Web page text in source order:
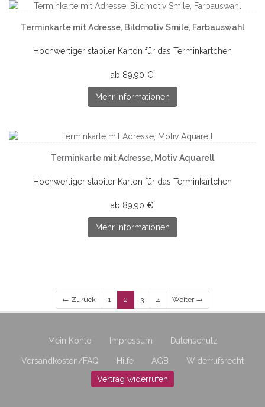
Terminkarte mit Adresse, Bildmotiv Smile, Farbauswahl
Hochwertiger stabiler Karton für das Terminkärtchen
ab 89,90 €*
Mehr Informationen
Terminkarte mit Adresse, Motiv Aquarell
Hochwertiger stabiler Karton für das Terminkärtchen
ab 89,90 €*
Mehr Informationen
← Zurück 1 2 3 4 Weiter →
Mein Konto Impressum Datenschutz
Versandkosten/FAQ Hilfe AGB
Widerrufsrecht
Vertrag widerrufen